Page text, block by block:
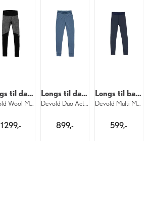
Longs til dame
Devold Wool Mesh Pro Longs W 950
1 299,-
Longs til dame
Devold Duo Active Merino Longs W 445
899,-
Longs til barn
Devold Multi Merino Longs Kid 287
599,-